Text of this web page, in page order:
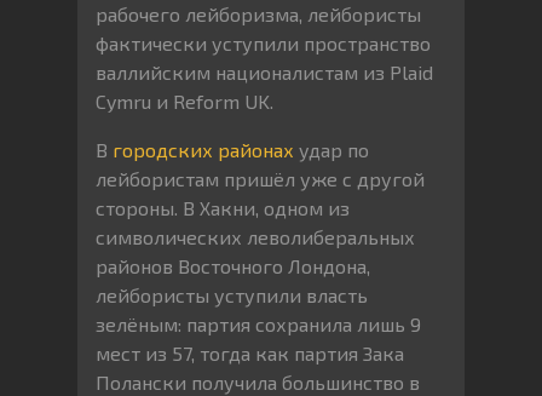
рабочего лейборизма, лейбористы
фактически уступили пространство
валлийским националистам из Plaid
Cymru и Reform UK.
В городских районах удар по
лейбористам пришёл уже с другой
стороны. В Хакни, одном из
символических леволиберальных
районов Восточного Лондона,
лейбористы уступили власть
зелёным: партия сохранила лишь 9
мест из 57, тогда как партия Зака
Полански получила большинство в